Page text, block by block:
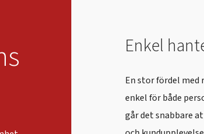
Enkel
En stor fördel
enkel för både
går det snabbare